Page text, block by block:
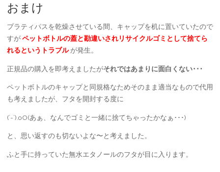
おまけ
プラティパスを乾燥させている間、キャップを机に置いていたので
すがペットボトルの蓋と勘違いされリサイクルゴミとして捨てら
れるというトラブルが発生。
正規品の購入を即考えましたがそれではあまりに面白くない･･･
ペットボトルのキャップと同規格なためそのまま適当なもので代用
も考えましたが、フタを開封する度に
(´-`).oO(あぁ、なんでゴミと一緒に捨てちゃったかなぁ･･･)
と、思い返すのも切ないよな〜と考えました。
ふと手に持っていた無水エタノールのフタが目に入ります。